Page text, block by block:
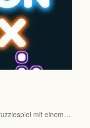
mit einem…